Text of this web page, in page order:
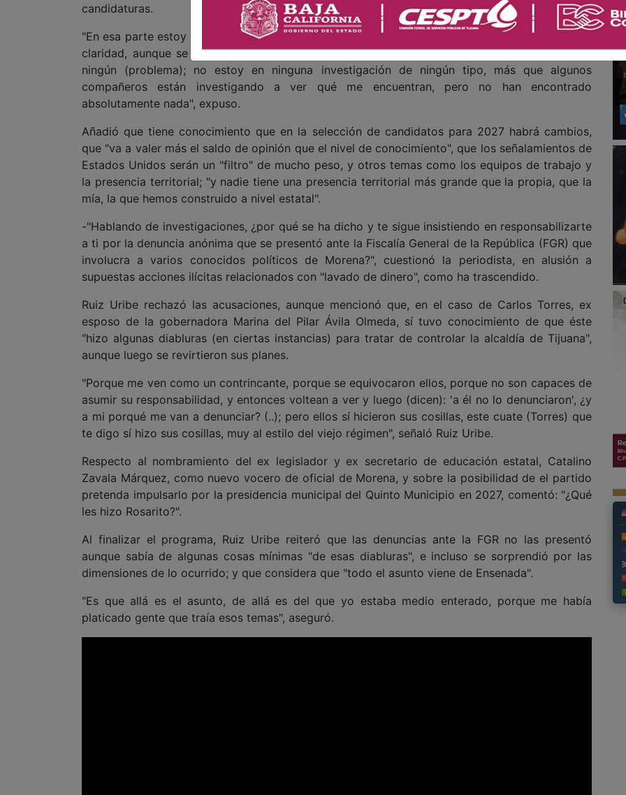
candidaturas.
"En esa parte estoy yo blindado, no tanto como los otros compañeros, quiero decirlo con toda
claridad, aunque se enojen, yo no tengo ninguna imputación, mi visa está a salvo, no tengo
ningún (problema); no estoy en ninguna investigación de ningún tipo, más que algunos
compañeros están investigando a ver qué me encuentran, pero no han encontrado
absolutamente nada", expuso.
Añadió que tiene conocimiento que en la selección de candidatos para 2027 habrá cambios,
que "va a valer más el saldo de opinión que el nivel de conocimiento", que los señalamientos de
Estados Unidos serán un "filtro" de mucho peso, y otros temas como los equipos de trabajo y
la presencia territorial; "y nadie tiene una presencia territorial más grande que la propia, que la
mía, la que hemos construido a nivel estatal".
-"Hablando de investigaciones, ¿por qué se ha dicho y te sigue insistiendo en responsabilizarte
a ti por la denuncia anónima que se presentó ante la Fiscalía General de la República (FGR) que
involucra a varios conocidos políticos de Morena?", cuestionó la periodista, en alusión a
supuestas acciones ilícitas relacionados con "lavado de dinero", como ha trascendido.
Ruiz Uribe rechazó las acusaciones, aunque mencionó que, en el caso de Carlos Torres, ex
esposo de la gobernadora Marina del Pilar Ávila Olmeda, sí tuvo conocimiento de que éste
"hizo algunas diabluras (en ciertas instancias) para tratar de controlar la alcaldía de Tijuana",
aunque luego se revirtieron sus planes.
"Porque me ven como un contrincante, porque se equivocaron ellos, porque no son capaces de
asumir su responsabilidad, y entonces voltean a ver y luego (dicen): 'a él no lo denunciaron', ¿y
a mi porqué me van a denunciar? (..); pero ellos sí hicieron sus cosillas, este cuate (Torres) que
te digo sí hizo sus cosillas, muy al estilo del viejo régimen", señaló Ruiz Uribe.
Respecto al nombramiento del ex legislador y ex secretario de educación estatal, Catalino
Zavala Márquez, como nuevo vocero de oficial de Morena, y sobre la posibilidad de el partido
pretenda impulsarlo por la presidencia municipal del Quinto Municipio en 2027, comentó: "¿Qué
les hizo Rosarito?".
Al finalizar el programa, Ruiz Uribe reiteró que las denuncias ante la FGR no las presentó
aunque sabía de algunas cosas mínimas "de esas diabluras", e incluso se sorprendió por las
dimensiones de lo ocurrido; y que considera que "todo el asunto viene de Ensenada".
"Es que allá es el asunto, de allá es del que yo estaba medio enterado, porque me había
platicado gente que traía esos temas", aseguró.